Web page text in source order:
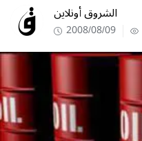
الشروق أونلاين
2008/08/09